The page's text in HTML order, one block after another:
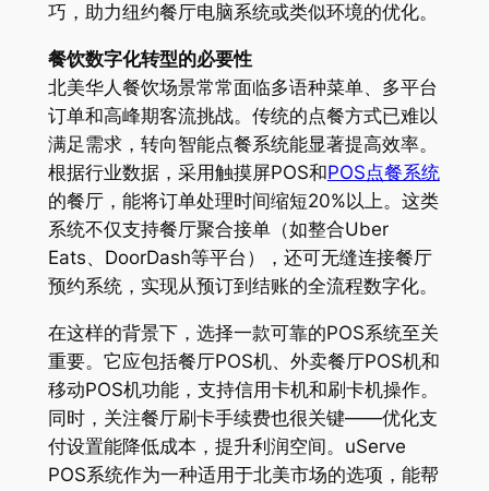
巧，助力纽约餐厅电脑系统或类似环境的优化。
餐饮数字化转型的必要性
北美华人餐饮场景常常面临多语种菜单、多平台
订单和高峰期客流挑战。传统的点餐方式已难以
满足需求，转向智能点餐系统能显著提高效率。
根据行业数据，采用触摸屏POS和POS点餐系统
的餐厅，能将订单处理时间缩短20%以上。这类
系统不仅支持餐厅聚合接单（如整合Uber
Eats、DoorDash等平台），还可无缝连接餐厅
预约系统，实现从预订到结账的全流程数字化。
在这样的背景下，选择一款可靠的POS系统至关
重要。它应包括餐厅POS机、外卖餐厅POS机和
移动POS机功能，支持信用卡机和刷卡机操作。
同时，关注餐厅刷卡手续费也很关键——优化支
付设置能降低成本，提升利润空间。uServe
POS系统作为一种适用于北美市场的选项，能帮